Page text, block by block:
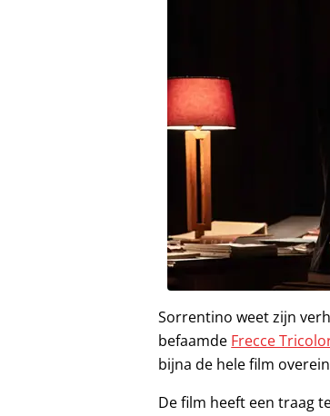
Sorrentino weet zijn
befaamde Frecce
bijna de hele film
De film heeft een traag